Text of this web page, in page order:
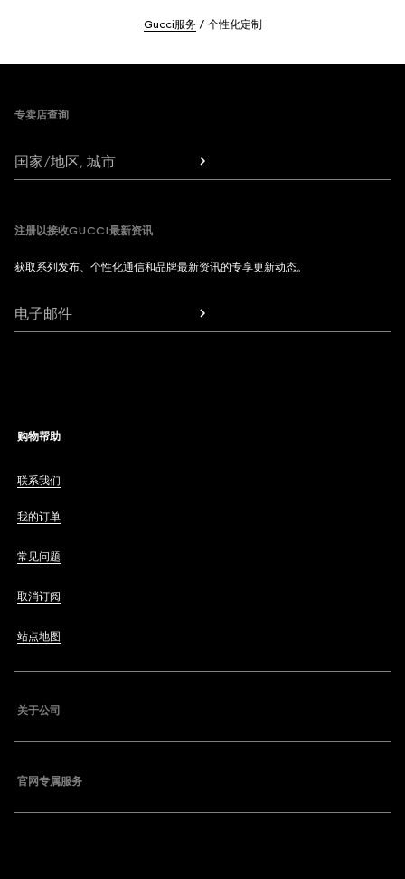
Gucci服务 个性化定制
专卖店查询
国家/地区, 城市
注册以接收GUCCI最新资讯
获取系列发布、个性化通信和品牌最新资讯的专享更新动态。
电子邮件
购物帮助
联系我们
我的订单
常见问题
取消订阅
站点地图
关于公司
官网专属服务